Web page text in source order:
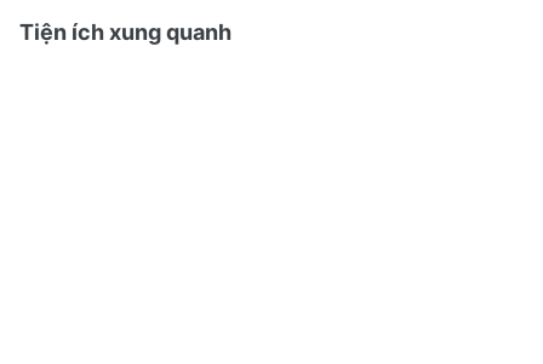
Tiện ích xung quanh